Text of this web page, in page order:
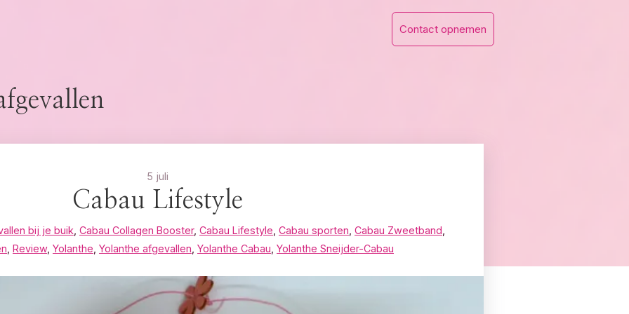
Contact opnemen
5 juli
Cabau Lifestyle
bij je buik Cabau Collagen Booster, Cabau Lifestyle Cabau sporten Cabau Zweetband
Review, Yolanthe Yolanthe afgevallen Yolanthe Cabau Yolanthe Sneijder-Cabau